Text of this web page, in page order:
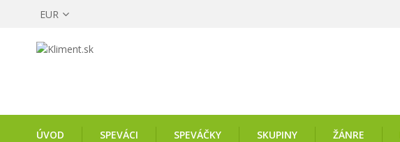
EUR
ÚVOD SPEVÁCI SPEVÁČKY SKUPINY ŽÁNRE